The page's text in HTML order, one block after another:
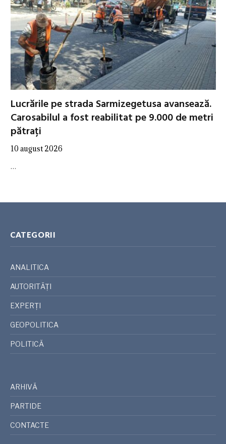
Lucrările pe strada Sarmizegetusa avansează.
Carosabilul a fost reabilitat pe 9.000 de metri
pătrați
10 august 2026
…
CATEGORII
ANALITICA
AUTORITĂȚI
EXPERȚI
GEOPOLITICA
POLITICĂ
ARHIVĂ
PARTIDE
CONTACTE